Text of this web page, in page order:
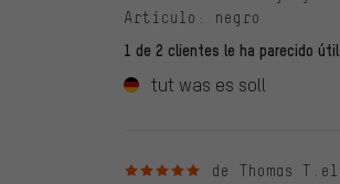
Artículo : negro
1 de 2 clientes le ha parecido
tut was es soll
5 de 5 estrellasde Thomas T. el